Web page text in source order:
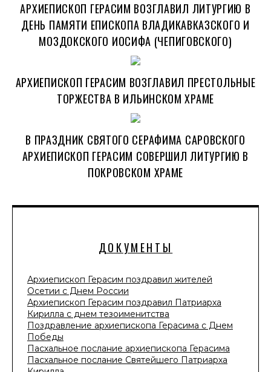
ДОКУМЕНТЫ
Архиепископ Герасим поздравил жителей
Осетии с Днем России
Архиепископ Герасим поздравил Патриарха
Кирилла с днем тезоименитства
Поздравление архиепископа Герасима с Днем
Победы
Пасхальное послание архиепископа Герасима
Пасхальное послание Святейшего Патриарха
АРХИЕПИСКОП ГЕРАСИМ ВОЗГЛАВИЛ ЛИТУРГИЮ В
ДЕНЬ ПАМЯТИ ЕПИСКОПА ВЛАДИКАВКАЗСКОГО И
МОЗДОКСКОГО ИОСИФА (ЧЕПИГОВСКОГО)
АРХИЕПИСКОП ГЕРАСИМ ВОЗГЛАВИЛ ПРЕСТОЛЬНЫЕ
ТОРЖЕСТВА В ИЛЬИНСКОМ ХРАМЕ
В ПРАЗДНИК СВЯТОГО СЕРАФИМА САРОВСКОГО
АРХИЕПИСКОП ГЕРАСИМ СОВЕРШИЛ ЛИТУРГИЮ В
ПОКРОВСКОМ ХРАМЕ